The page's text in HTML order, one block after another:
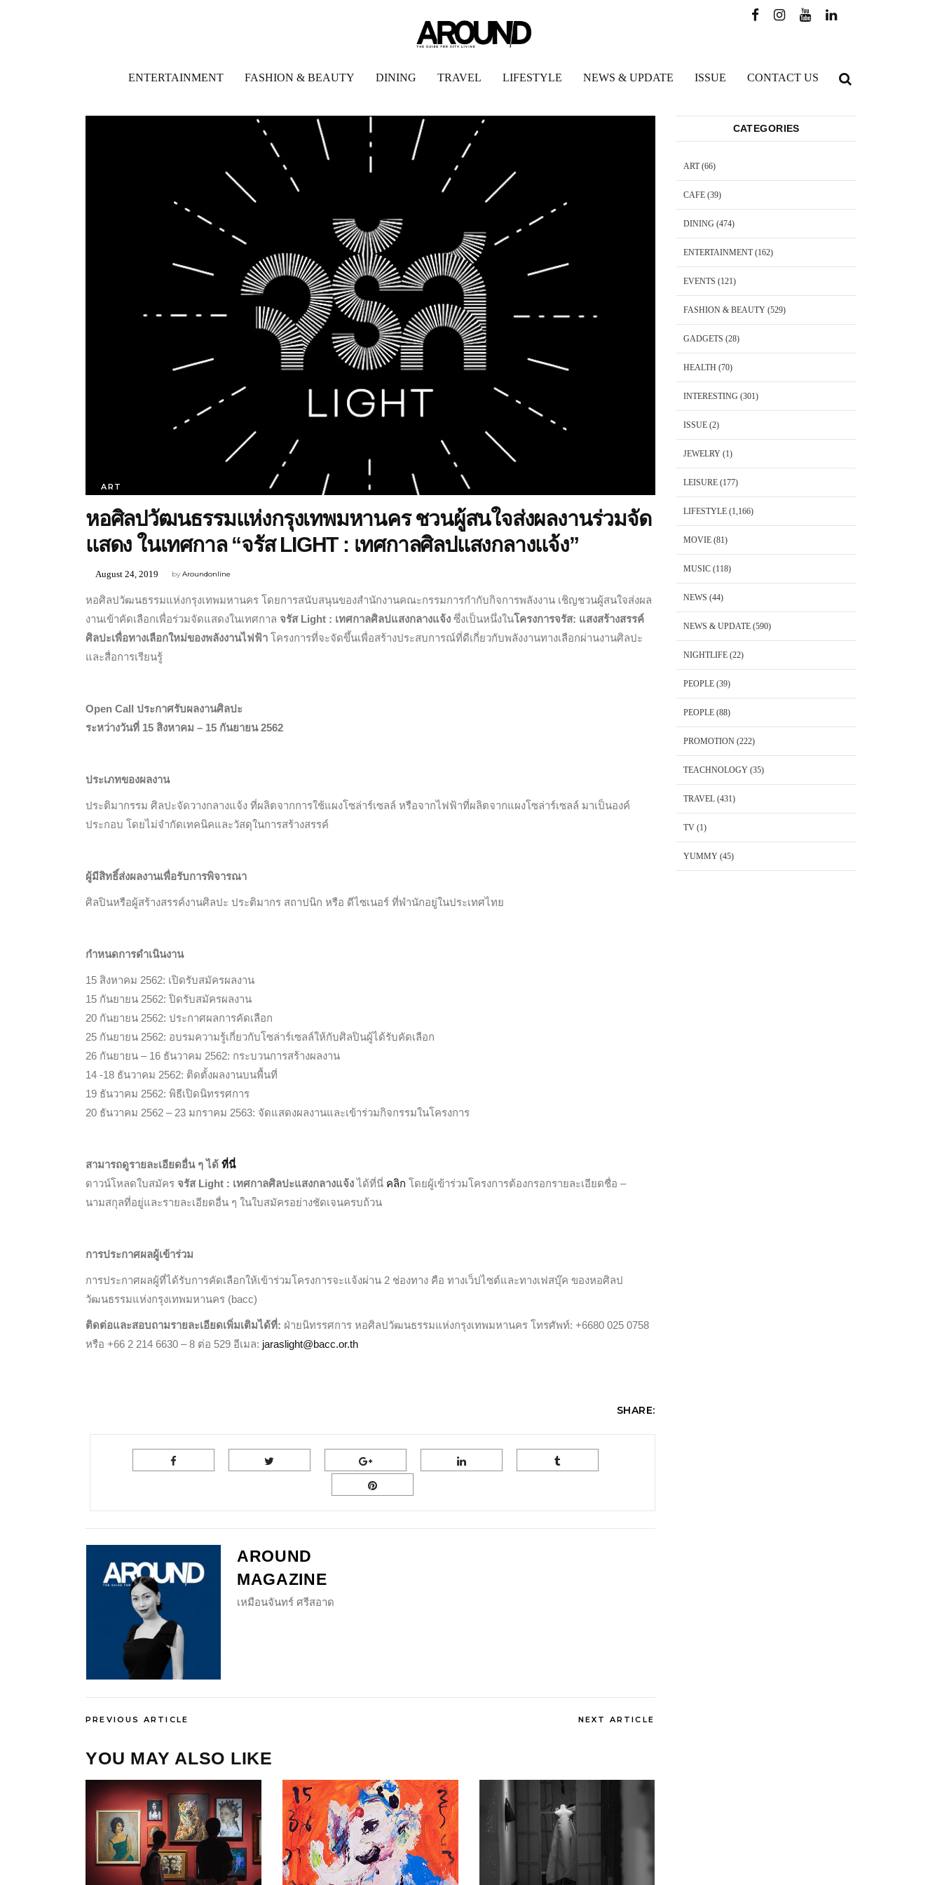
ENTERTAINMENT FASHION & BEAUTY DINING TRAVEL LIFESTYLE NEWS & UPDATE ISSUE CONTACT US
ART
หอศิลปวัฒนธรรมแห่งกรุงเทพมหานคร ชวนผู้สนใจส่งผลงานร่วมจัด
แสดง ในเทศกาล “จรัส LIGHT : เทศกาลศิลปแสงกลางแจ้ง”
byAroundonline
August 24, 2019
หอศิลปวัฒนธรรมแห่งกรุงเทพมหานคร โดยการสนับสนุนของสำนักงานคณะกรรมการกำกับกิจการพลังงาน เชิญชวนผู้สนใจส่งผล
งานเข้าคัดเลือกเพื่อร่วมจัดแสดงในเทศกาล จรัส Light : เทศกาลศิลปแสงกลางแจ้ง ซึ่งเป็นหนึ่งในโครงการจรัส: แสงสร้างสรรค์
ศิลปะเพื่อทางเลือกใหม่ของพลังงานไฟฟ้า โครงการที่จะจัดขึ้นเพื่อสร้างประสบการณ์ที่ดีเกี่ยวกับพลังงานทางเลือกผ่านงานศิลปะ
และสื่อการเรียนรู้
Open Call ประกาศรับผลงานศิลปะ
ระหว่างวันที่ 15 สิงหาคม – 15 กันยายน 2562
ประเภทของผลงาน
ประติมากรรม ศิลปะจัดวางกลางแจ้ง ที่ผลิตจากการใช้แผงโซล่าร์เซลล์ หรือจากไฟฟ้าที่ผลิตจากแผงโซล่าร์เซลล์ มาเป็นองค์
ประกอบ โดยไม่จำกัดเทคนิคและวัสดุในการสร้างสรรค์
ผู้มีสิทธิ์ส่งผลงานเพื่อรับการพิจารณา
ศิลปินหรือผู้สร้างสรรค์งานศิลปะ ประติมากร สถาปนิก หรือ ดีไซเนอร์ ที่พำนักอยู่ในประเทศไทย
กำหนดการดำเนินงาน
15 สิงหาคม 2562: เปิดรับสมัครผลงาน
15 กันยายน 2562: ปิดรับสมัครผลงาน
20 กันยายน 2562: ประกาศผลการคัดเลือก
25 กันยายน 2562: อบรมความรู้เกี่ยวกับโซล่าร์เซลล์ให้กับศิลปินผู้ได้รับคัดเลือก
26 กันยายน – 16 ธันวาคม 2562: กระบวนการสร้างผลงาน
14 -18 ธันวาคม 2562: ติดตั้งผลงานบนพื้นที่
19 ธันวาคม 2562: พิธีเปิดนิทรรศการ
20 ธันวาคม 2562 – 23 มกราคม 2563: จัดแสดงผลงานและเข้าร่วมกิจกรรมในโครงการ
สามารถดูรายละเอียดอื่น ๆ ได้ ที่นี่
ดาวน์โหลดใบสมัคร จรัส Light : เทศกาลศิลปะแสงกลางแจ้ง ได้ที่นี่ คลิก โดยผู้เข้าร่วมโครงการต้องกรอกรายละเอียดชื่อ –
นามสกุลที่อยู่และรายละเอียดอื่น ๆ ในใบสมัครอย่างชัดเจนครบถ้วน
การประกาศผลผู้เข้าร่วม
การประกาศผลผู้ที่ได้รับการคัดเลือกให้เข้าร่วมโครงการจะแจ้งผ่าน 2 ช่องทาง คือ ทางเว็ปไซต์และทางเฟสบุ๊ค ของหอศิลป
วัฒนธรรมแห่งกรุงเทพมหานคร (bacc)
ติดต่อและสอบถามรายละเอียดเพิ่มเติมได้ที่: ฝ่ายนิทรรศการ หอศิลปวัฒนธรรมแห่งกรุงเทพมหานคร โทรศัพท์: +6680 025 0758
หรือ +66 2 214 6630 – 8 ต่อ 529 อีเมล: jaraslight@bacc.or.th
SHARE:
AROUND
MAGAZINE
เหมือนจันทร์ ศรีสอาด
PREVIOUS ARTICLE NEXT ARTICLE
YOU MAY ALSO LIKE
CATEGORIES
ART(66)
CAFE(39)
DINING (474)
ENTERTAINMENT(162)
EVENTS (121)
FASHION & BEAUTY(529)
GADGETS (28)
HEALTH (70)
INTERESTING (301)
ISSUE(2)
JEWELRY(1)
LEISURE(177)
LIFESTYLE(1,166)
MOVIE(81)
MUSIC(118)
NEWS (44)
NEWS & UPDATE(590)
NIGHTLIFE(22)
PEOPLE(39)
PEOPLE(88)
PROMOTION(222)
TEACHNOLOGY(35)
TRAVEL(431)
TV(1)
YUMMY(45)